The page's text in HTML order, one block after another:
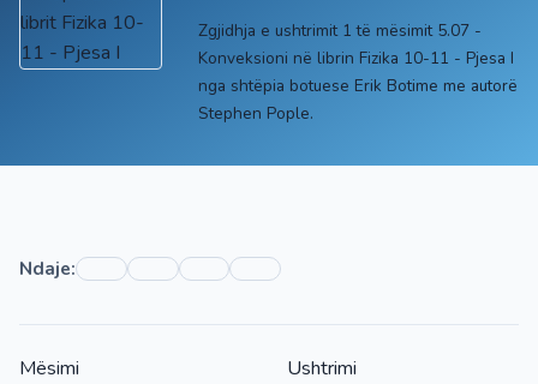
Zgjidhja e ushtrimit 1 të mësimit 5.07 -
Konveksioni në librin Fizika 10-11 - Pjesa I
nga shtëpia botuese Erik Botime me autorë
Stephen Pople.
Ndaje:
Mësimi Ushtrimi